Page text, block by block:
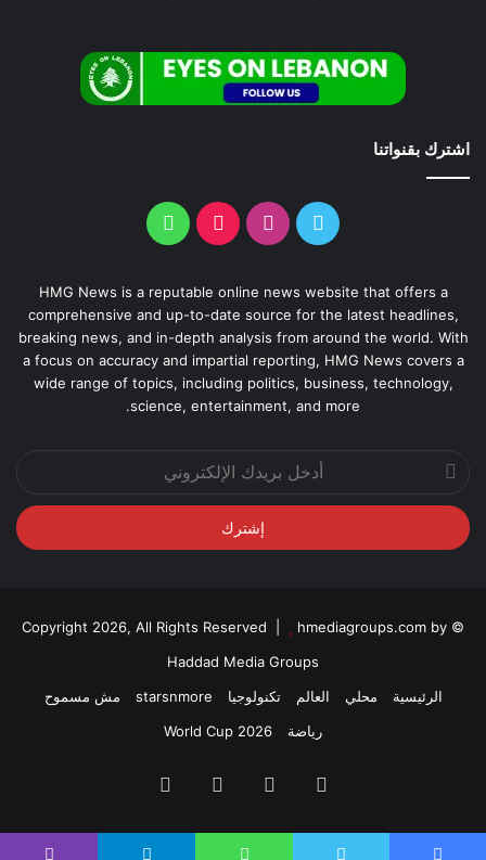
اشترك بقنواتنا
HMG News is a reputable online news website that offers a
comprehensive and up-to-date source for the latest headlines,
breaking news, and in-depth analysis from around the world. With
a focus on accuracy and impartial reporting, HMG News covers a
wide range of topics, including politics, business, technology,
science, entertainment, and more.
أدخل
بريدك
الإلكتروني
© Copyright 2026, All Rights Reserved |
hmediagroups.com by
Haddad Media Groups
الرئيسية
محلي العالم تكنولوجيا starsnmore
مش مسموح
رياضة
World Cup 2026